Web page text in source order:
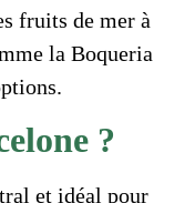
fruits de mer à
la Boqueria
?
et idéal pour